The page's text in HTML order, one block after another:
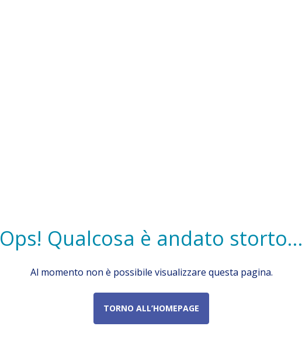
Ops! Qualcosa è andato storto...
Al momento non è possibile visualizzare questa pagina.
TORNO ALL’HOMEPAGE